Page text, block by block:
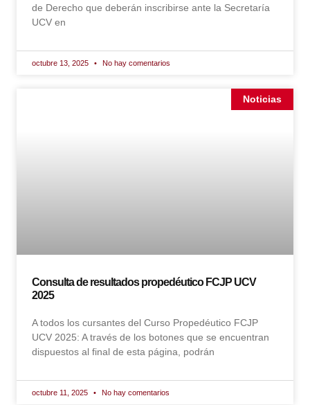
de Derecho que deberán inscribirse ante la Secretaría
UCV en
octubre 13, 2025 No hay comentarios
Noticias
Consulta de resultados propedéutico FCJP UCV
2025
A todos los cursantes del Curso Propedéutico FCJP
UCV 2025: A través de los botones que se encuentran
dispuestos al final de esta página, podrán
octubre 11, 2025 No hay comentarios